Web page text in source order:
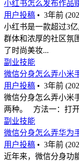
小红书怎么发布作品
用户投稿 • 3年前
小红书是一款超过3
群体和浓厚的社区氛
了时尚美妆...
副业技能
微信分身怎么弄小米
用户投稿 • 3年前
微信分身怎么弄小米
两种。 方法一：打
副业技能
微信分身怎么弄华为
用户投稿 • 3年前
近年来，微信分身功